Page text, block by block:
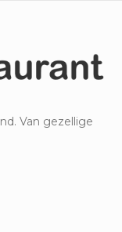
Van gezellige